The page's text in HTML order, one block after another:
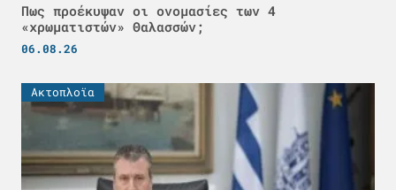
Πως προέκυψαν οι ονομασίες των 4
«χρωματιστών» Θαλασσών;
06.08.26
Ακτοπλοϊα